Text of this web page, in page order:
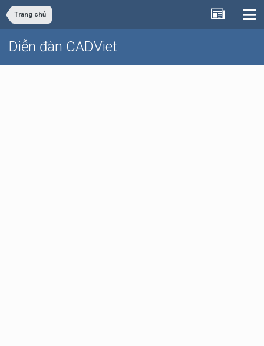
Trang chủ
Diễn đàn CADViet